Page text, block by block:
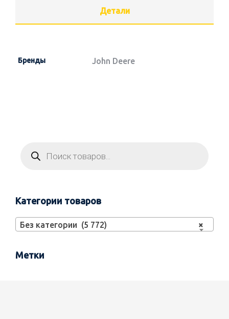
Детали
Бренды John Deere
Категории товаров
×
Без категории (5 772)
Метки